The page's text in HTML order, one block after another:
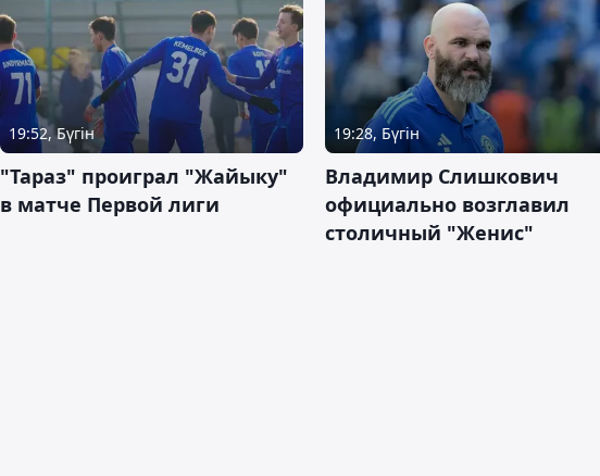
19:52, Бүгін
"Тараз" проиграл "Жайыку"
в матче Первой лиги
19:28, Бүгін
Владимир Слишкович
официально возглавил
столичный "Женис"